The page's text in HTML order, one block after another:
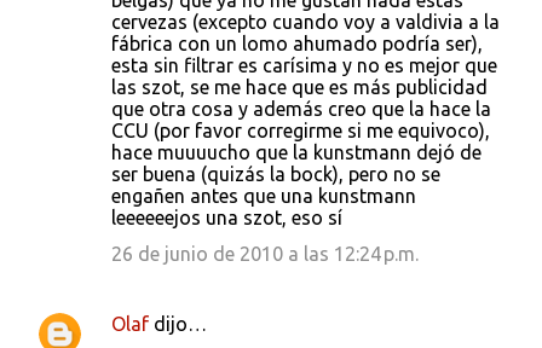
cervezas (excepto cuando voy a valdivia a la
fábrica con un lomo ahumado podría ser),
esta sin filtrar es carísima y no es mejor que
las szot, se me hace que es más publicidad
que otra cosa y además creo que la hace la
CCU (por favor corregirme si me equivoco),
hace muuuucho que la kunstmann dejó de
ser buena (quizás la bock), pero no se
engañen antes que una kunstmann
leeeeeejos una szot, eso sí
26 de junio de 2010 a las 12:24 p.m.
Olaf dijo…